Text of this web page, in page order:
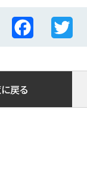
F
a
c
e
T
w
i
戻る